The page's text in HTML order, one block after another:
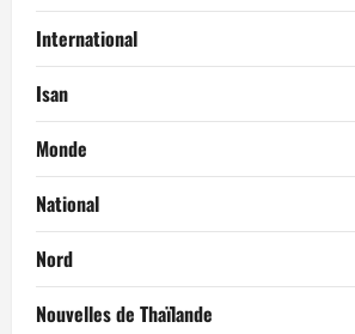
International
Isan
Monde
National
Nord
Nouvelles de Thaïlande